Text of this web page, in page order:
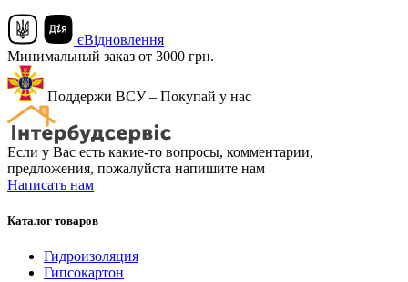
єВідновлення
Минимальный заказ от 3000 грн.
Поддержи ВСУ – Покупай у нас
Если у Вас есть какие-то вопросы, комментарии,
предложения, пожалуйста напишите нам
Написать нам
Каталог товаров
Гидроизоляция
Гипсокартон